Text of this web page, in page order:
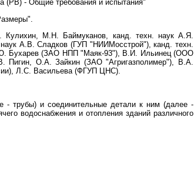
(РВ) - Общие требования и испытания"
Кулихин, М.Н. Баймуканов, канд. техн. наук А.Я.
А.В. Сладков (ГУП "НИИМосстрой"), канд. техн.
Бухарев (ЗАО НПП "Маяк-93"), В.И. Ильинец (ООО
О.А. Зайкин (ЗАО "Агригазполимер"), В.А.
Л.С. Васильева (ФГУП ЦНС).
- трубы) и соединительные детали к ним (далее -
водоснабжения и отопления зданий различного